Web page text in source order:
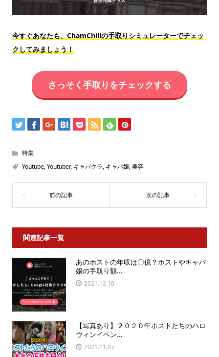
今すぐあなたも、ChamChillの手取りシミュレーターでチェッ
クしてみましょう！
さっそく手取りをチェックする
特集
Youtube,Youtuber, キャバクラ, キャバ嬢,美容
関連記事一覧
あのホストの年収は〇億？ホストやキャバ
嬢の手取り額...
2021.12.10
【写真あり】２０２０年ホストたちのハロ
ウィンイベン...
2021.11.07